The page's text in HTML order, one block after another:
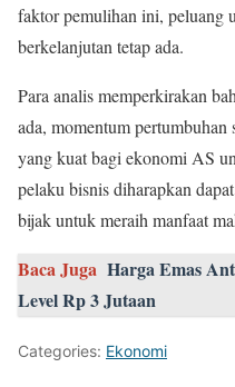
faktor pemulihan ini, peluang
berkelanjutan tetap ada.
Para analis memperkirakan
ada, momentum pertumbuhan
yang kuat bagi ekonomi AS
pelaku bisnis diharapkan
bijak untuk meraih manfaat
Baca Juga Harga Emas
Level Rp 3 Jutaan
Categories: Ekonomi